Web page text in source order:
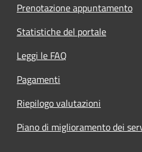
Prenotazione appuntamento
Statistiche del portale
Leggi le FAQ
Pagamenti
Riepilogo valutazioni
Piano di miglioramento dei